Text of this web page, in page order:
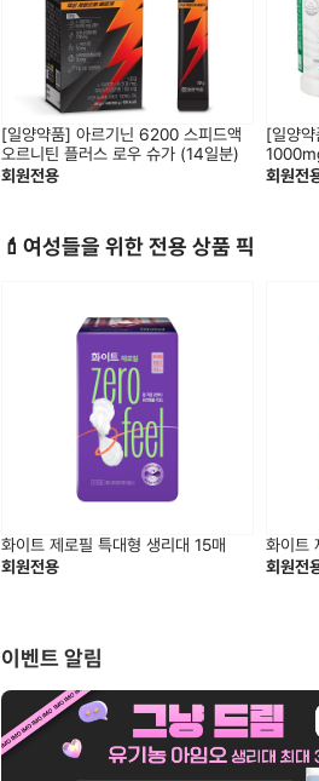
[일양약품] 아르기닌 6200 스피드액
오르니틴 플러스 로우 슈가 (14일분)
회원전용
[일양
회원전
💄여성들을 위한 전용 상품 픽
화이트 제로필 특대형 생리대 15매
회원전용
화이트
회원전
이벤트 알림